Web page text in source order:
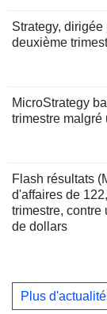
Strategy,
deuxième
MicroStrategy
trimestre malgré
Flash résultats
d'affaires de
trimestre, contre
de dollars
Plus